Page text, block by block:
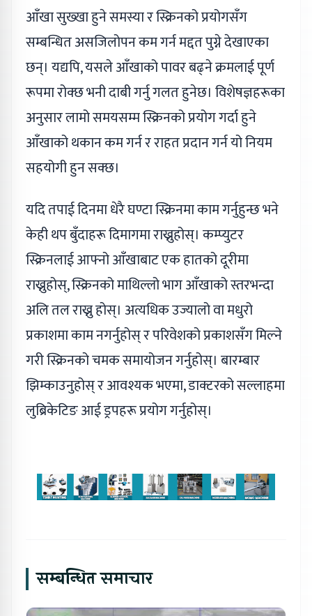
आँखा सुख्खा हुने समस्या र स्क्रिनको प्रयोगसँग
सम्बन्धित असजिलोपन कम गर्न मद्दत पुग्ने देखाएका
छन्। यद्यपि, यसले आँखाको पावर बढ्ने क्रमलाई पूर्ण
रूपमा रोक्छ भनी दाबी गर्नु गलत हुनेछ। विशेषज्ञहरूका
अनुसार लामो समयसम्म स्क्रिनको प्रयोग गर्दा हुने
आँखाको थकान कम गर्न र राहत प्रदान गर्न यो नियम
सहयोगी हुन सक्छ।
यदि तपाई दिनमा धेरै घण्टा स्क्रिनमा काम गर्नुहुन्छ भने
केही थप बुँदाहरू दिमागमा राख्नुहोस्। कम्प्युटर
स्क्रिनलाई आफ्नो आँखाबाट एक हातको दूरीमा
राख्नुहोस्, स्क्रिनको माथिल्लो भाग आँखाको स्तरभन्दा
अलि तल राख्नु होस्। अत्यधिक उज्यालो वा मधुरो
प्रकाशमा काम नगर्नुहोस् र परिवेशको प्रकाशसँग मिल्ने
गरी स्क्रिनको चमक समायोजन गर्नुहोस्। बारम्बार
झिम्काउनुहोस् र आवश्यक भएमा, डाक्टरको सल्लाहमा
लुब्रिकेटिङ आई ड्रपहरू प्रयोग गर्नुहोस्।
सम्बन्धित समाचार